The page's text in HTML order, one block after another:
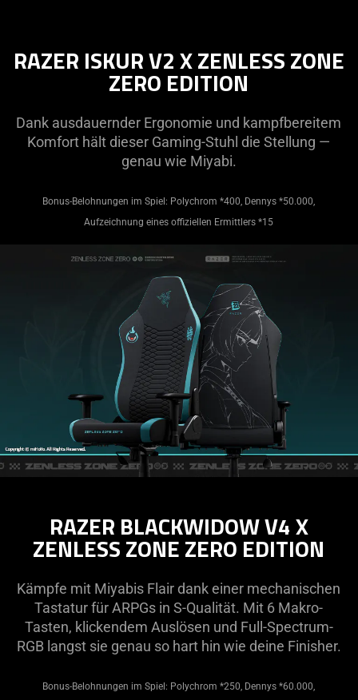
RAZER ISKUR V2 X ZENLESS ZONE
ZERO EDITION
Dank ausdauernder Ergonomie und kampfbereitem
Komfort hält dieser Gaming-Stuhl die Stellung —
genau wie Miyabi.
Bonus-Belohnungen im Spiel: Polychrom *400, Dennys *50.000,
Aufzeichnung eines offiziellen Ermittlers *15
RAZER BLACKWIDOW V4 X
ZENLESS ZONE ZERO EDITION
Kämpfe mit Miyabis Flair dank einer mechanischen
Tastatur für ARPGs in S-Qualität. Mit 6 Makro-
Tasten, klickendem Auslösen und Full-Spectrum-
RGB langst sie genau so hart hin wie deine Finisher.
Bonus-Belohnungen im Spiel: Polychrom *250, Dennys *60.000,